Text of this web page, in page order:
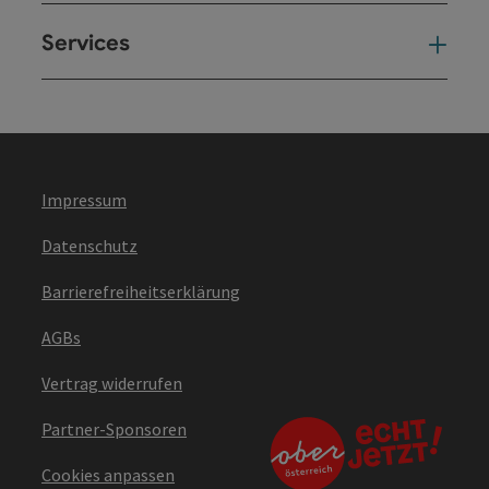
Services
Impressum
Datenschutz
Barrierefreiheitserklärung
AGBs
Vertrag widerrufen
Partner-Sponsoren
Cookies anpassen